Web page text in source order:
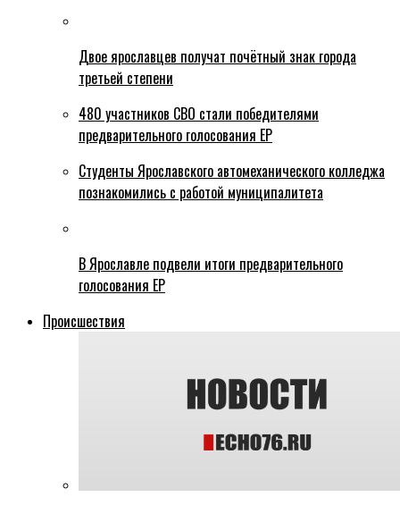
Двое ярославцев получат почётный знак города
третьей степени
480 участников СВО стали победителями
предварительного голосования ЕР
Студенты Ярославского автомеханического колледжа
познакомились с работой муниципалитета
В Ярославле подвели итоги предварительного
голосования ЕР
Происшествия